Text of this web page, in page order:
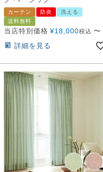
カーテン 防炎
洗える
送料無料
当店特別価格 ¥18,000税込 〜
詳細を見る